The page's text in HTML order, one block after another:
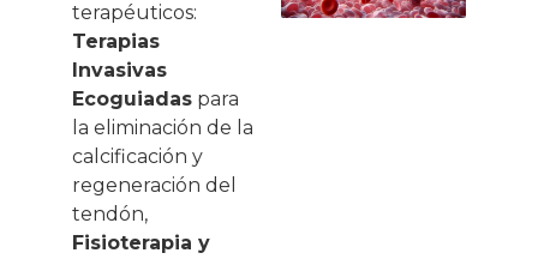
terapéuticos:
Terapias
Invasivas
Ecoguiadas para
la eliminación de la
calcificación y
regeneración del
tendón,
Fisioterapia y